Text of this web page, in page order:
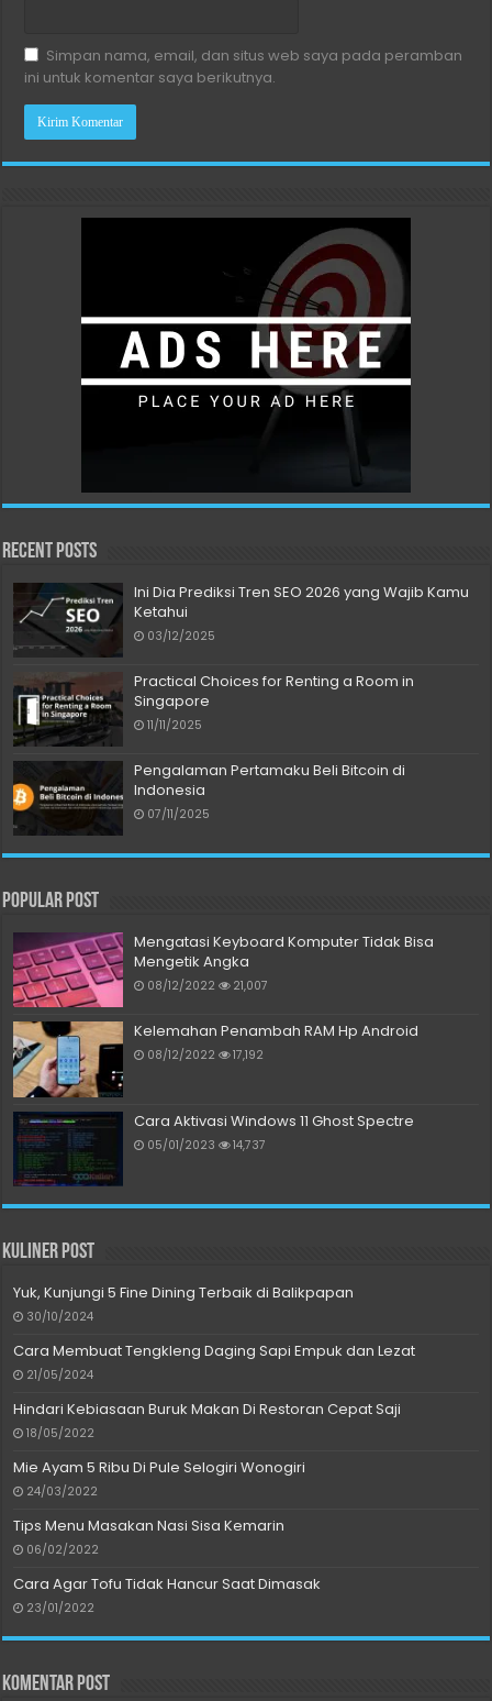
Simpan nama, email, dan situs web saya pada peramban
ini untuk komentar saya berikutnya.
Recent Posts
Ini Dia Prediksi Tren SEO 2026 yang Wajib Kamu
Ketahui
03/12/2025
Practical Choices for Renting a Room in
Singapore
11/11/2025
Pengalaman Pertamaku Beli Bitcoin di
Indonesia
07/11/2025
Popular Post
Mengatasi Keyboard Komputer Tidak Bisa
Mengetik Angka
08/12/2022 21,007
Kelemahan Penambah RAM Hp Android
08/12/2022 17,192
Cara Aktivasi Windows 11 Ghost Spectre
05/01/2023 14,737
Kuliner Post
Yuk, Kunjungi 5 Fine Dining Terbaik di Balikpapan
30/10/2024
Cara Membuat Tengkleng Daging Sapi Empuk dan Lezat
21/05/2024
Hindari Kebiasaan Buruk Makan Di Restoran Cepat Saji
18/05/2022
Mie Ayam 5 Ribu Di Pule Selogiri Wonogiri
24/03/2022
Tips Menu Masakan Nasi Sisa Kemarin
06/02/2022
Cara Agar Tofu Tidak Hancur Saat Dimasak
23/01/2022
Komentar Post